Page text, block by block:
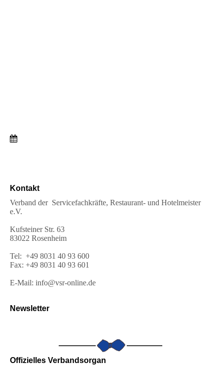
Kontakt
Verband der Servicefachkräfte, Restaurant- und Hotelmeister
e.V.
Kufsteiner Str. 63
83022 Rosenheim
Tel: +49 8031 40 93 600
Fax: +49 8031 40 93 601
E-Mail: info@vsr-online.de
Newsletter
Offizielles Verbandsorgan